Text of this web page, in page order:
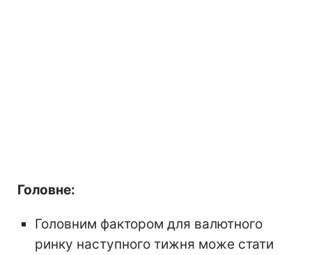
Головне:
Головним фактором для валютного
ринку наступного тижня може стати